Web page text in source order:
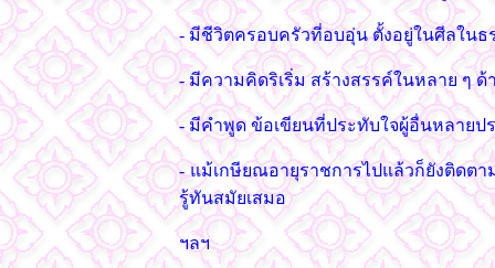
- มีชีวิตครอบครัวที่อบอุ่น ตั้งอยู่ในศีลในธ
- มีความคิดริเริ่ม สร้างสรรค์ในหลาย ๆ ด้
- มีคำพูด ข้อเขียนที่ประทับใจผู้อื่นหลายป
- แม้เกษียณอายุราชการไปแล้วก็ยังติดต
รู้ทันสมัยเสมอ
ฯลฯ